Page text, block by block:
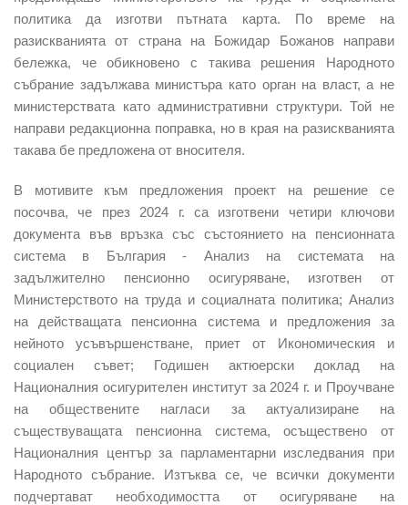
политика да изготви пътната карта. По време на
разискванията от страна на Божидар Божанов направи
бележка, че обикновено с такива решения Народното
събрание задължава министъра като орган на власт, а не
министерствата като административни структури. Той не
направи редакционна поправка, но в края на разискванията
такава бе предложена от вносителя.
В мотивите към предложения проект на решение се
посочва, че през 2024 г. са изготвени четири ключови
документа във връзка със състоянието на пенсионната
система в България - Анализ на системата на
задължително пенсионно осигуряване, изготвен от
Министерството на труда и социалната политика; Анализ
на действащата пенсионна система и предложения за
нейното усъвършенстване, приет от Икономическия и
социален съвет; Годишен актюерски доклад на
Националния осигурителен институт за 2024 г. и Проучване
на обществените нагласи за актуализиране на
съществуващата пенсионна система, осъществено от
Националния център за парламентарни изследвания при
Народното събрание. Изтъква се, че всички документи
подчертават необходимостта от осигуряване на